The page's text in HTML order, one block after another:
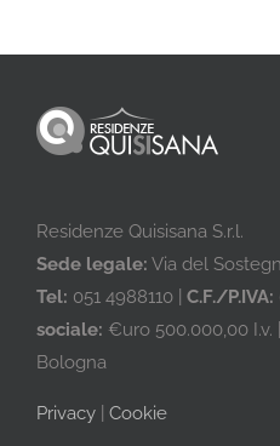
Residenze Quisisana S.r.l.
Sede legale: Via del
Tel: 051 4988110 | C.F./P.IVA:
sociale: €uro 500.000,00 I.v.
Bologna
Privacy Cookie